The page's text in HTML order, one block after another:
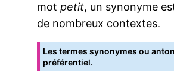
mot petit, un synonyme
de nombreux contextes.
Les termes synonymes ou
préférentiel.